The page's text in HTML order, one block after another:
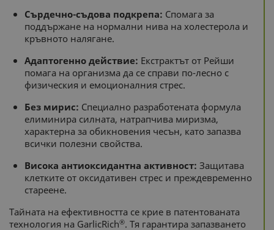
Сърдечно-съдова подкрепа: Спомага за
поддържане на нормални нива на холестерола и
кръвното налягане.
Адаптогенно действие: Екстрактът от Рейши
помага на организма да се справи по-лесно с
физическия и емоционалния стрес.
Без мирис: Специално разработената формула
елиминира силната, натрапчива миризма,
характерна за обикновения чесън, като запазва
всички полезни свойства.
Висока антиоксидантна активност: Защитава
клетките от оксидативен стрес и преждевременно
стареене.
Тайната на ефективността се крие в патентованата
технология на GarlicRich®. Тя гарантира запазването